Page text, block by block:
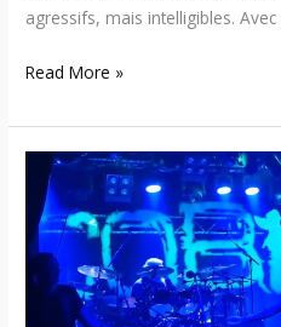
agressifs, mais intelligibles.
Read More »
Children
Bodom
–
Janne
Wirman